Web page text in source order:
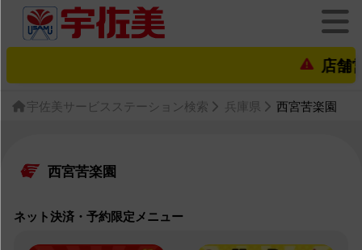
店舗営業状
宇佐美サービスステーション検索 兵庫県 西宮苦楽園
西宮苦楽園
ネット決済・予約限定メニュー